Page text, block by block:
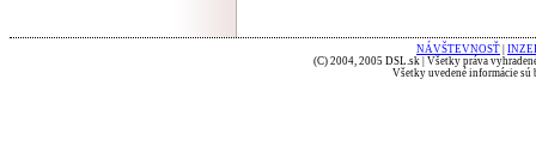
NÁVŠTEVNOSŤ
(C) 2004, 2005 DSL.sk | Všetky práva
Všetky uvedené informácie sú